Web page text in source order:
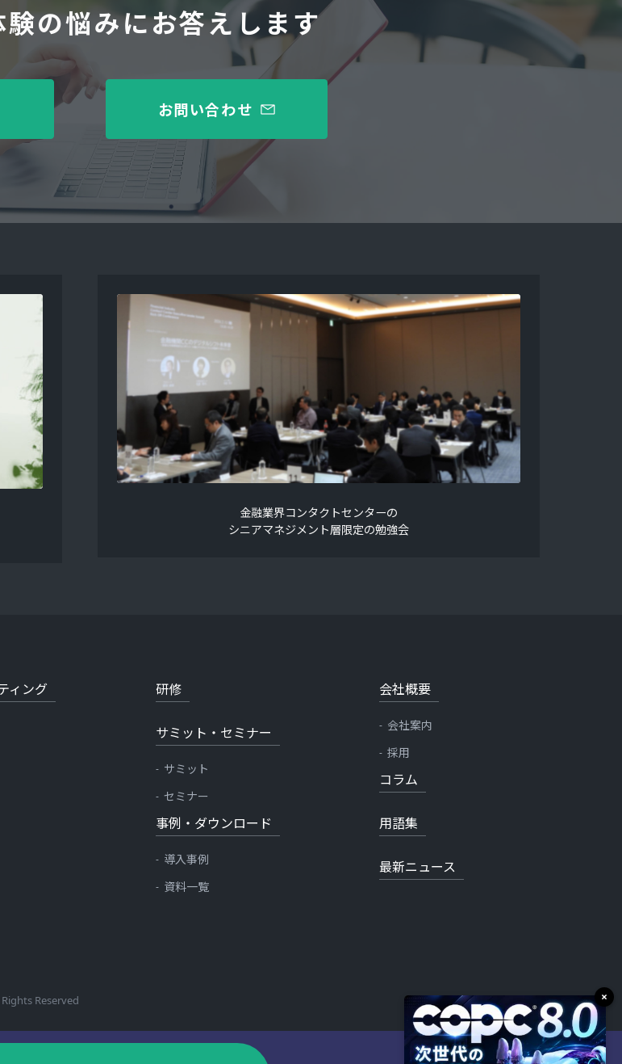
の悩みにお答えします
お問い合わせ
金融業界コンタクトセンターの
シニアマネジメント層限定の勉強会
ィング 研修
サミット・セミナー
サミット
セミナー
事例・ダウンロード
導入事例
資料一覧
会社概要
会社案内
採用
コラム
用語集
最新ニュース
Reserved ×